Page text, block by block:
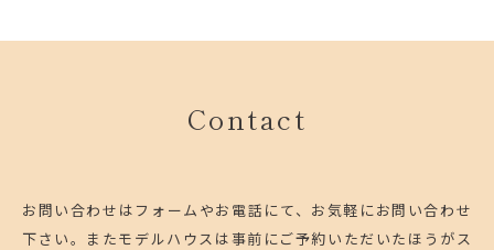
Contact
お問い合わせはフォームやお電話にて、お気軽にお問い合わせ
下さい。 またモデルハウスは事前にご予約いただいたほうがス